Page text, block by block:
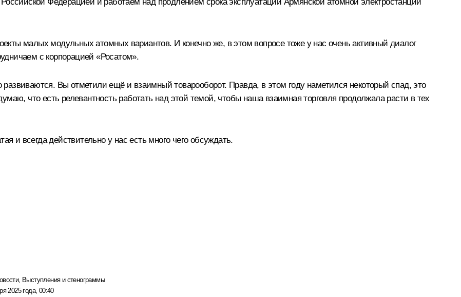
малых модульных атомных вариантов. И конечно же, в этом вопросе тоже у нас очень активный диалог
с корпорацией «Росатом».
Вы отметили ещё и взаимный товарооборот. Правда, в этом году наметился некоторый спад, это
что есть релевантность работать над этой темой, чтобы наша взаимная торговля продолжала расти в тех
и всегда действительно у нас есть много чего обсуждать.
, Выступления и стенограммы
2025 года, 00:40